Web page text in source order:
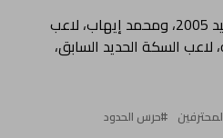
ومحمد داود، لاعب انبي مواليد 2005، ومحمد إيهاب، لاعب
لاعب السكة الحديد السابق،
حرس الحدود